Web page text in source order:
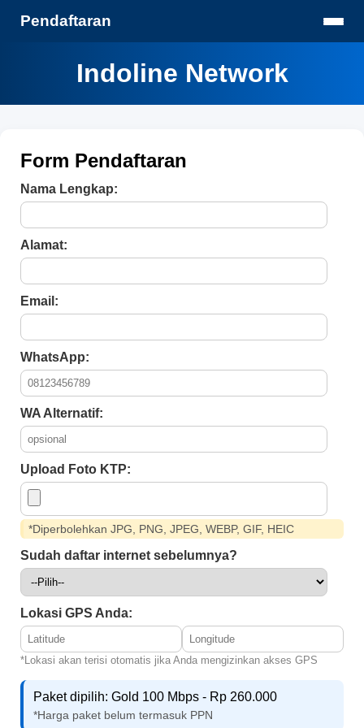
Pendaftaran
Indoline Network
Form Pendaftaran
Nama Lengkap:
Alamat:
Email:
WhatsApp:
WA Alternatif:
Upload Foto KTP:
*Diperbolehkan JPG, PNG, JPEG, WEBP, GIF, HEIC
Sudah daftar internet sebelumnya?
Lokasi GPS Anda:
*Lokasi akan terisi otomatis jika Anda mengizinkan akses GPS
Paket dipilih: Gold 100 Mbps - Rp 260.000
*Harga paket belum termasuk PPN